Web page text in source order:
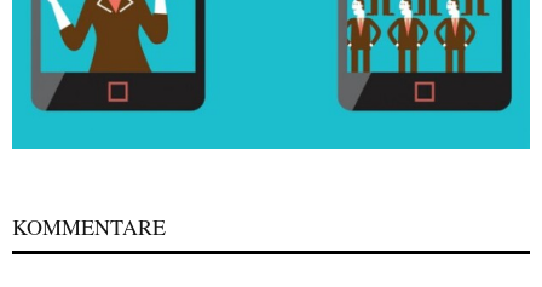
KOMMENTARE